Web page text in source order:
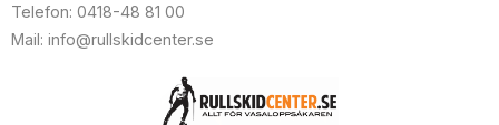
Telefon: 0418-48 81 00
Mail: info@rullskidcenter.se